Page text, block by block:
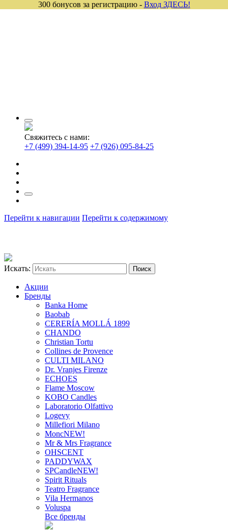
Свяжитесь с нами:
+7 (499) 394-14-95 +7 (926) 095-84-25
Перейти к навигации Перейти к содержимому
Искать:
Акции
Бренды
Banka Home
Baobab
CERERÍA MOLLÁ 1899
CHANDO
Christian Tortu
Collines de Provence
CULTI MILANO
Dr. Vranjes Firenze
ECHOES
Flame Moscow
KOBO Candles
Laboratorio Olfattivo
Logevy
Millefiori Milano
MoncNEW!
Mr & Mrs Fragrance
OHSCENT
PADDYWAX
SPCandleNEW!
Spirit Rituals
Teatro Fragrance
Vila Hermanos
Voluspa
Все бренды
300 бонусов за регистрацию - Вход ЗДЕСЬ!